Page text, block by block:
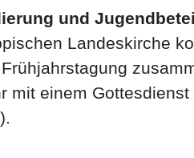
und
Landeskirche
mit einem Gottesdienst